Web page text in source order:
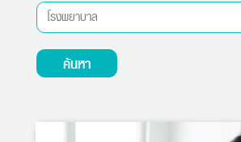
ค้นหา